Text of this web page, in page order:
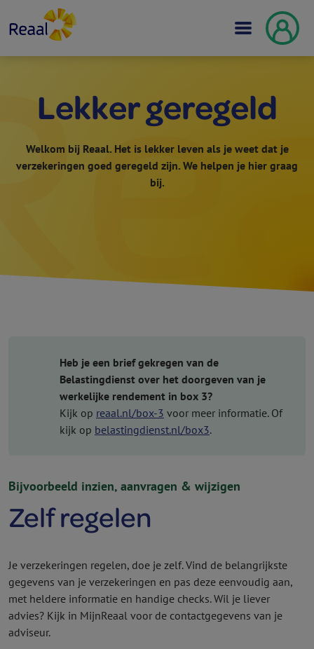
Lekker geregeld
Welkom bij Reaal. Het is lekker leven als je weet dat je
verzekeringen goed geregeld zijn. We helpen je hier graag
bij.
Heb je een brief gekregen van de
Belastingdienst over het doorgeven van je
werkelijke rendement in box 3?
Kijk op reaal.nl/box-3 voor meer informatie. Of
kijk op belastingdienst.nl/box3.
Bijvoorbeeld inzien, aanvragen & wijzigen
Zelf regelen
Je verzekeringen regelen, doe je zelf. Vind de belangrijkste
gegevens van je verzekeringen en pas deze eenvoudig aan,
met heldere informatie en handige checks. Wil je liever
advies? Kijk in MijnReaal voor de contactgegevens van je
adviseur.